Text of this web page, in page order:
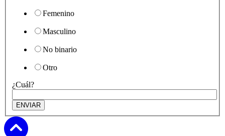
Femenino
Masculino
No binario
Otro
¿Cuál?